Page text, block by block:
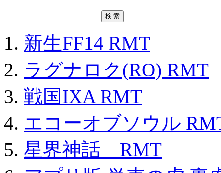
新生FF14 RMT
ラグナロク(RO) RMT
戦国IXA RMT
エコーオブソウル
星界神話 RMT